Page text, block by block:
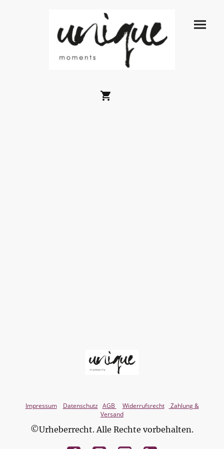
Impressum Datenschutz AGB Widerrufsrecht
Zahlung &
Versand
©Urheberrecht. Alle Rechte vorbehalten.